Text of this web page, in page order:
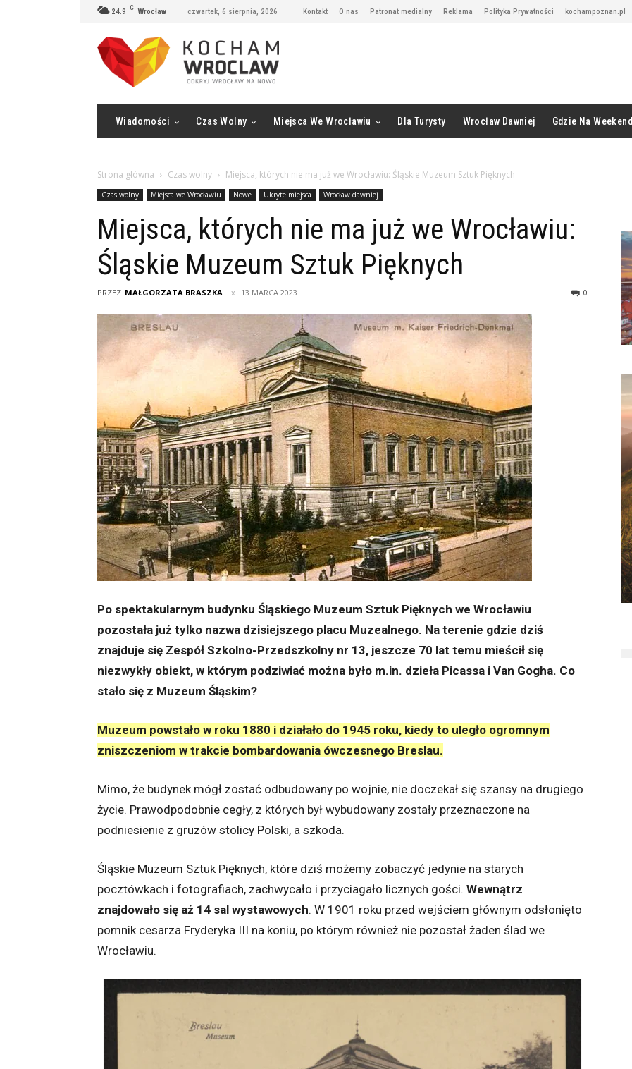
24.9 C Wrocław czwartek, 6 sierpnia, 2026 Kontakt O nas Patronat medialny Reklama Polityka Prywatności kochampoznan.pl
Wiadomości Czas Wolny Miejsca We Wrocławiu Dla Turysty Wrocław Dawniej Gdzie Na Weekend
Strona główna Czas wolny Miejsca, których nie ma już we Wrocławiu: Śląskie Muzeum Sztuk Pięknych
Czas wolny Miejsca we Wrocławiu Nowe Ukryte miejsca Wrocław dawniej
Miejsca, których nie ma już we Wrocławiu:
Śląskie Muzeum Sztuk Pięknych
PRZEZ MAŁGORZATA BRASZKA 13 MARCA 2023 0
Po spektakularnym budynku Śląskiego Muzeum Sztuk Pięknych we Wrocławiu
pozostała już tylko nazwa dzisiejszego placu Muzealnego. Na terenie gdzie dziś
znajduje się Zespół Szkolno-Przedszkolny nr 13, jeszcze 70 lat temu mieścił się
niezwykły obiekt, w którym podziwiać można było m.in. dzieła Picassa i Van Gogha. Co
stało się z Muzeum Śląskim?
Muzeum powstało w roku 1880 i działało do 1945 roku, kiedy to uległo ogromnym
zniszczeniom w trakcie bombardowania ówczesnego Breslau.
Mimo, że budynek mógł zostać odbudowany po wojnie, nie doczekał się szansy na drugiego
życie. Prawodpodobnie cegły, z których był wybudowany zostały przeznaczone na
podniesienie z gruzów stolicy Polski, a szkoda.
Śląskie Muzeum Sztuk Pięknych, które dziś możemy zobaczyć jedynie na starych
pocztówkach i fotografiach, zachwycało i przyciagało licznych gości. Wewnątrz
znajdowało się aż 14 sal wystawowych. W 1901 roku przed wejściem głównym odsłonięto
pomnik cesarza Fryderyka III na koniu, po którym również nie pozostał żaden ślad we
Wrocławiu.